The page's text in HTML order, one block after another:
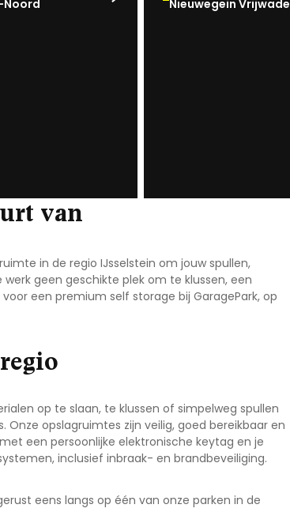
Noord
Nieuwegein Vrijwade
van
in de regio IJsselstein om jouw spullen,
geen geschikte plek om te klussen, een
een premium self storage bij GaragePark, op
op te slaan, te klussen of simpelweg spullen
Onze opslagruimtes zijn veilig, goed bereikbaar en
een persoonlijke elektronische keytag en je
inclusief inbraak- en brandbeveiliging.
eens langs op één van onze parken in de